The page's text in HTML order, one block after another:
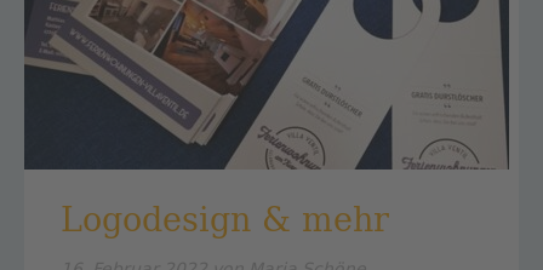
Logodesign & mehr